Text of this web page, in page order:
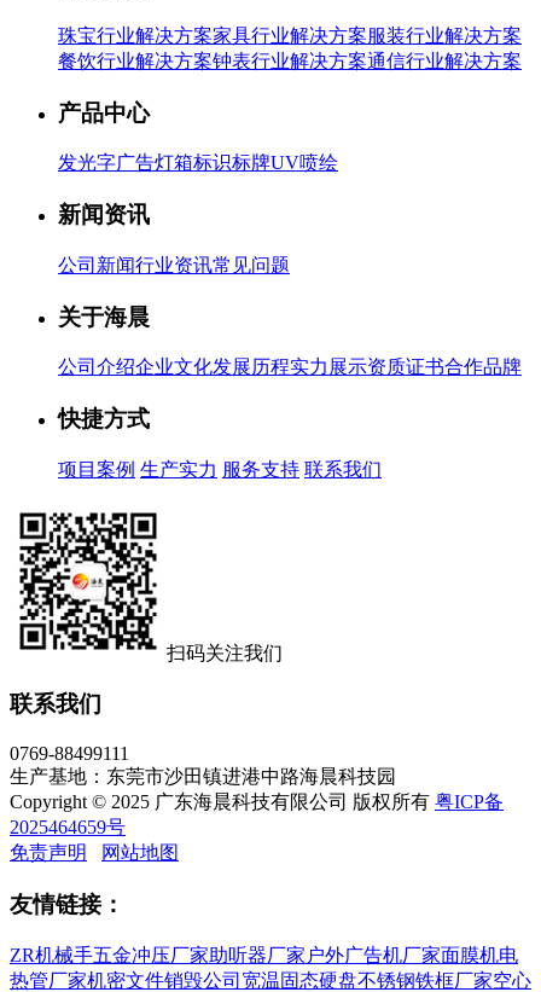
珠宝行业解决方案家具行业解决方案服装行业解决方案
餐饮行业解决方案钟表行业解决方案通信行业解决方案
产品中心
发光字广告灯箱标识标牌UV喷绘
新闻资讯
公司新闻行业资讯常见问题
关于海晨
公司介绍企业文化发展历程实力展示资质证书合作品牌
快捷方式
项目案例 生产实力 服务支持 联系我们
扫码关注我们
联系我们
0769-88499111
生产基地：东莞市沙田镇进港中路海晨科技园
Copyright © 2025 广东海晨科技有限公司 版权所有 粤ICP备
2025464659号
免责声明
网站地图
友情链接：
ZR机械手五金冲压厂家助听器厂家 户外广告机厂家面膜机电
热管厂家机密文件销毁公司 宽温固态硬盘不锈钢铁框厂家空心